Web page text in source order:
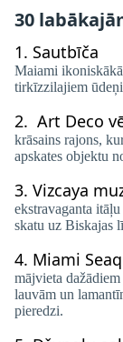
30
1. Sautbīča
Maiami
tirkīzzilajiem
2. Art Deco
krāsains rajons,
apskates objektu
3. Vizcaya
ekstravaganta
skatu uz Biskajas
4. Miami
mājvieta
lauvām un
pieredzi.